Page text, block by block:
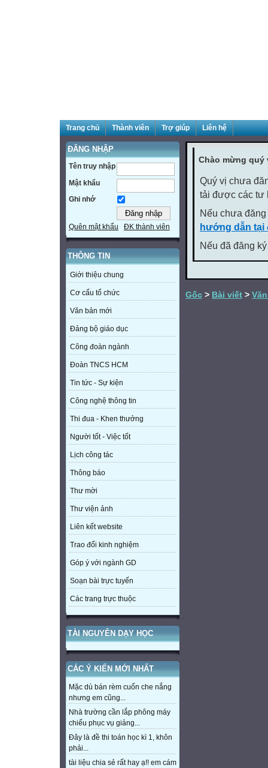
Trang chủ Thành viên Trợ giúp Liên hệ
ĐĂNG NHẬP
Tên truy nhập
Mật khẩu
Ghi nhớ
Quên mật khẩu ĐK thành viên
THÔNG TIN
Giới thiệu chung
Cơ cấu tổ chức
Văn bản mới
Đảng bộ giáo dục
Công đoàn ngành
Đoàn TNCS HCM
Tin tức - Sự kiện
Công nghệ thông tin
Thi đua - Khen thưởng
Người tốt - Việc tốt
Lịch công tác
Thông báo
Thư mời
Thư viện ảnh
Liên kết website
Trao đổi kinh nghiệm
Góp ý với ngành GD
Soạn bài trực tuyến
Các trang trực thuộc
TÀI NGUYÊN DẠY HỌC
CÁC Ý KIẾN MỚI NHẤT
Mặc dù bán rèm cuốn che nắng
nhưng em cũng...
Nhà trường cần lắp phông máy
chiếu phục vụ giảng...
Đây là đề thi toán học kì 1, khôn
phải...
tài liệu chia sẻ rất hay ạ!! em cám
Chào mừng
Quý vị chưa
tải được các tư
Nếu chưa
hướng dẫn tại
Nếu đã đăng
Gốc > Bài viết >